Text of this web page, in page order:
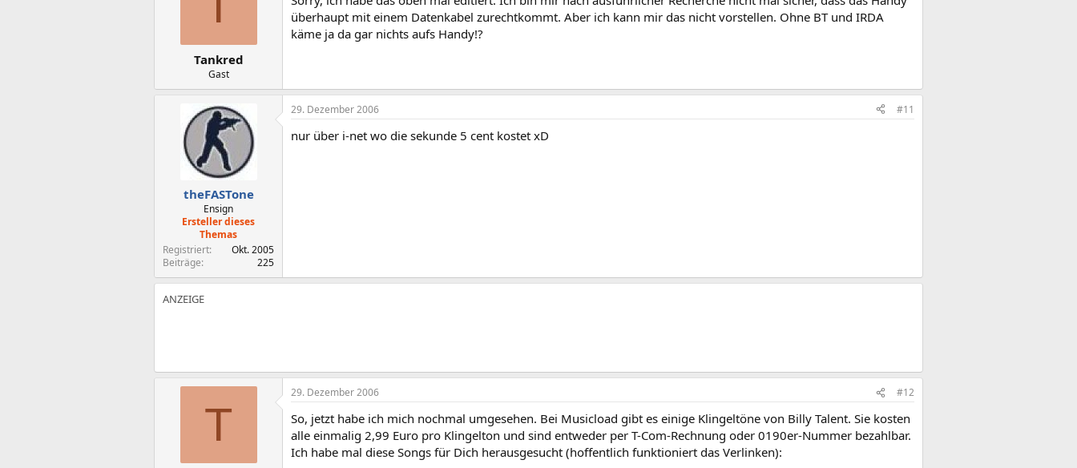
Tankred
Gast
überhaupt mit einem Datenkabel zurechtkommt. Aber ich kann mir das nicht vorstellen. Ohne BT und IRDA
käme ja da gar nichts aufs Handy!?
theFASTone
Ensign
Ersteller dieses
Themas
Registriert
Okt. 2005
Beiträge
225
29. Dezember 2006 #11
nur über i-net wo die sekunde 5 cent kostet xD
T
29. Dezember 2006 #12
So, jetzt habe ich mich nochmal umgesehen. Bei Musicload gibt es einige Klingeltöne von Billy Talent. Sie kosten
alle einmalig 2,99 Euro pro Klingelton und sind entweder per T-Com-Rechnung oder 0190er-Nummer bezahlbar.
Ich habe mal diese Songs für Dich herausgesucht (hoffentlich funktioniert das Verlinken):